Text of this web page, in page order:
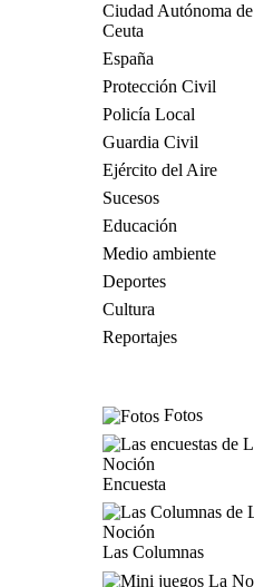
Ciudad Autónoma de
Ceuta
España
Protección Civil
Policía Local
Guardia Civil
Ejército del Aire
Sucesos
Educación
Medio ambiente
Deportes
Cultura
Reportajes
Fotos
Encuesta
Las Columnas